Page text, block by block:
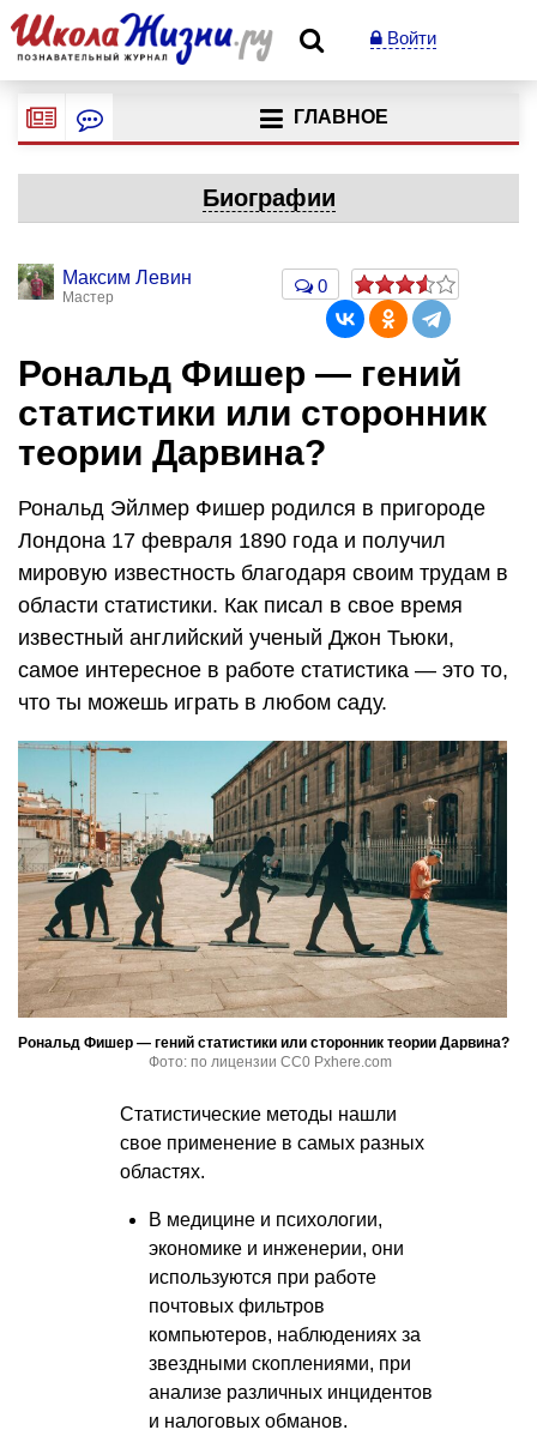
Войти
ГЛАВНОЕ
Биографии
Максим Левин
Мастер
0
Рональд Фишер — гений
статистики или сторонник
теории Дарвина?
Рональд Эйлмер Фишер родился в пригороде
Лондона 17 февраля 1890 года и получил
мировую известность благодаря своим трудам в
области статистики. Как писал в свое время
известный английский ученый Джон Тьюки,
самое интересное в работе статистика — это то,
что ты можешь играть в любом саду.
Рональд Фишер — гений статистики или сторонник теории Дарвина?
Фото: по лицензии CC0 Pxhere.com
Статистические методы нашли
свое применение в самых разных
областях.
В медицине и психологии,
экономике и инженерии, они
используются при работе
почтовых фильтров
компьютеров, наблюдениях за
звездными скоплениями, при
анализе различных инцидентов
и налоговых обманов.